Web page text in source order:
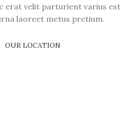
erat velit parturient varius est
laoreet metus pretium.
OUR LOCATION